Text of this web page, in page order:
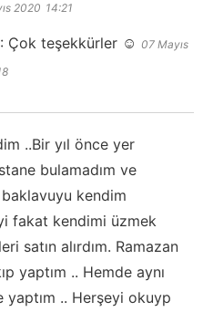
2020 14:21
: Çok teşekkürler ☺️ 07 Mayıs
..Bir yıl önce yer
bulamadım ve
kendim
fakat kendimi üzmek
satın alırdım. Ramazan
yaptım .. Hemde aynı
yaptım .. Herşeyi okuyp